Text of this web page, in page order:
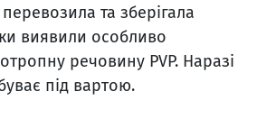
та зберігала
виявили особливо
речовину PVP. Наразі
під вартою.